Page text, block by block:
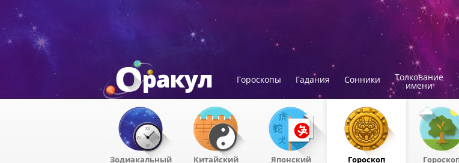
Гороскопы Гадания Сонники Толкование
имени
Зодиакальный Китайский Японский Гороскоп